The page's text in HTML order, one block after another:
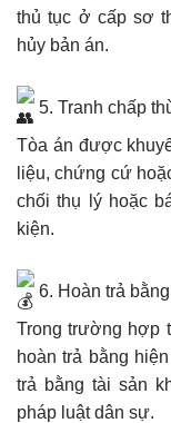
thủ tục ở cấp sơ
hủy bản án.
5. Tranh chấp
Tòa án được
liệu, chứng cứ
chối thụ lý hoặc
kiện.
6. Hoàn trả
Trong trường hợp
hoàn trả bằng
trả bằng tài sản
pháp luật dân sự.